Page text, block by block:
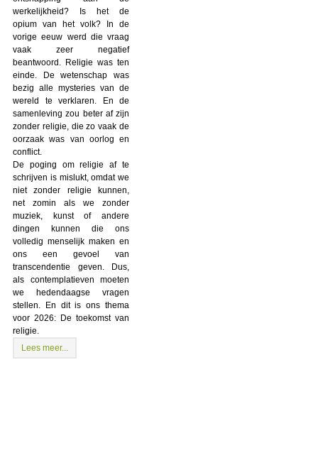
werkelijkheid? Is het de
opium van het volk? In de
vorige eeuw werd die vraag
vaak zeer negatief
beantwoord. Religie was ten
einde. De wetenschap was
bezig alle mysteries van de
wereld te verklaren. En de
samenleving zou beter af zijn
zonder religie, die zo vaak de
oorzaak was van oorlog en
conflict.
De poging om religie af te
schrijven is mislukt, omdat we
niet zonder religie kunnen,
net zomin als we zonder
muziek, kunst of andere
dingen kunnen die ons
volledig menselijk maken en
ons een gevoel van
transcendentie geven. Dus,
als contemplatieven moeten
we hedendaagse vragen
stellen. En dit is ons thema
voor 2026: De toekomst van
religie.
Lees meer...